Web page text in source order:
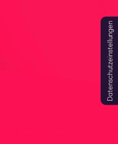
Datenschutzeinstellungen